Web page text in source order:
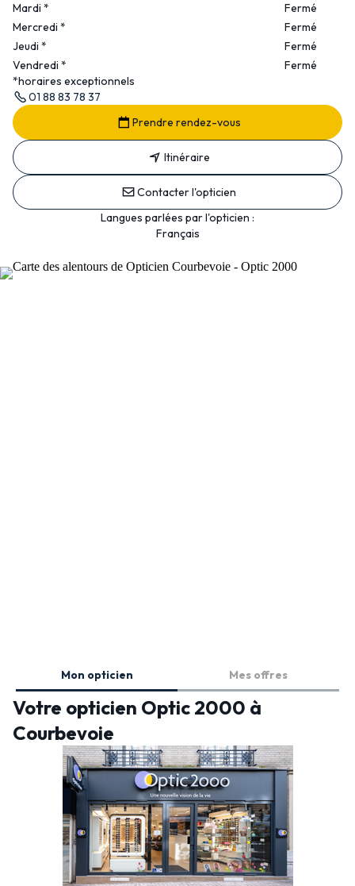
Mardi *
Fermé
Mercredi *
Fermé
Jeudi *
Fermé
Vendredi *
Fermé
*horaires exceptionnels
01 88 83 78 37
Prendre rendez-vous
Itinéraire
Contacter l'opticien
Langues parlées par l'opticien :
Français
Mon opticien Mes offres
Votre opticien Optic 2000 à
Courbevoie